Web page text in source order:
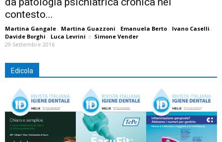
contesto...
Martina Gangale , Martina Guazzoni , Emanuela Berto , Ivano Caselli ,
Davide Borghi , Luca Levrini e Simone Vender
29 Settembre 2016
Edicola